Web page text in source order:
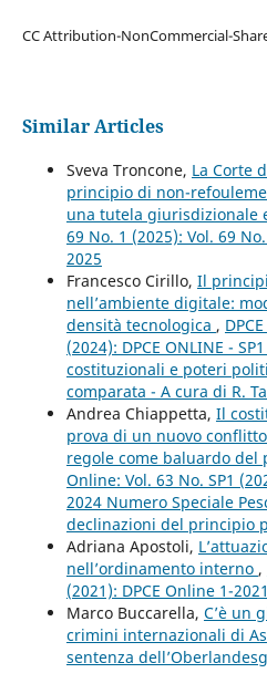
CC Attribution-NonCommercial-
Similar Articles
Sveva Troncone, La Corte
principio di non-
una tutela giurisdizionale
69 No. 1 (2025): Vol. 69
2025
Francesco Cirillo, Il
nell’ambiente digitale:
densità tecnologica ,
(2024): DPCE ONLINE -
costituzionali e poteri
comparata - A cura di R.
Andrea Chiappetta, Il
prova di un nuovo
regole come baluardo del
Online: Vol. 63 No. SP1
2024 Numero Speciale
declinazioni del principio
Adriana Apostoli,
nell’ordinamento interno ,
(2021): DPCE Online 1-2021
Marco Buccarella, C’è un
crimini internazionali di
sentenza